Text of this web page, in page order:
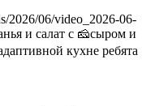
2026/06/video_2026-06-
и салат с 🧀сыром и
кухне ребята